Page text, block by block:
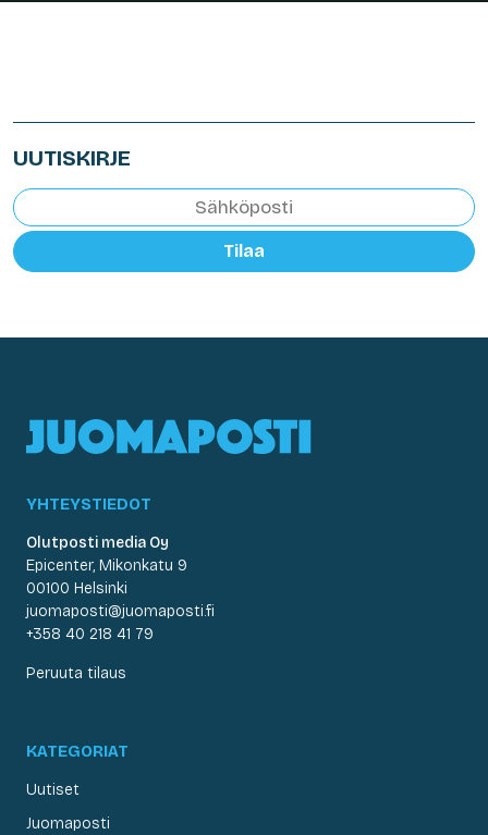
UUTISKIRJE
Tilaa
YHTEYSTIEDOT
Olutposti media Oy
Epicenter, Mikonkatu 9
00100 Helsinki
juomaposti@juomaposti.fi
+358 40 218 41 79
Peruuta tilaus
KATEGORIAT
Uutiset
Juomaposti